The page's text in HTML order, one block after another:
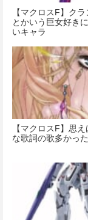
【マクロスF】ク
とかいう巨女好き
いキャラ
【マクロスF】思
な歌詞の歌多かっ